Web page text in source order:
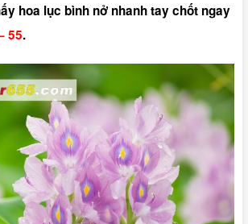
hoa lục bình nở nhanh tay chốt ngay
55.